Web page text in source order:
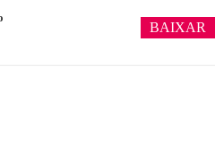
BAIXAR